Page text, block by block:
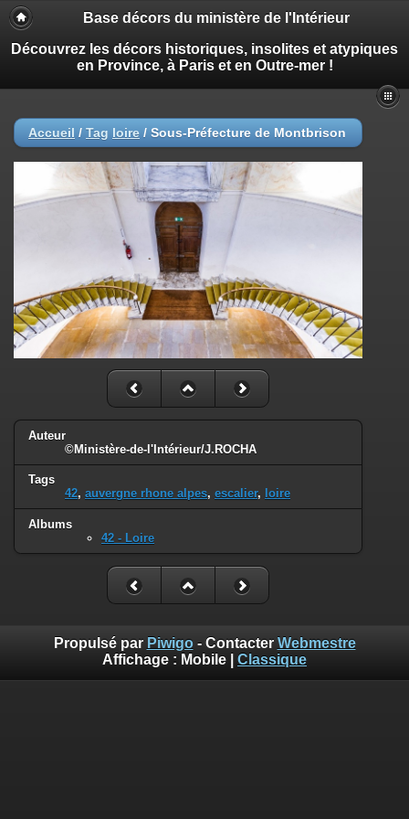
Base décors du ministère de l'Intérieur
Découvrez les décors historiques, insolites et atypiques
en Province, à Paris et en Outre-mer !
Accueil / Tag loire / Sous-Préfecture de Montbrison
Auteur
©Ministère-de-l'Intérieur/J.ROCHA
Tags
42, auvergne rhone alpes, escalier, loire
Albums
42 - Loire
Propulsé par Piwigo- Contacter Webmestre
Affichage : Mobile Classique